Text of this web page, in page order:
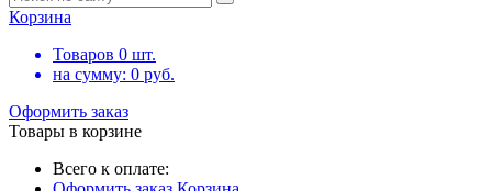
Корзина
Товаров 0 шт.
на сумму: 0 руб.
Оформить заказ
Товары в корзине
Всего к оплате: